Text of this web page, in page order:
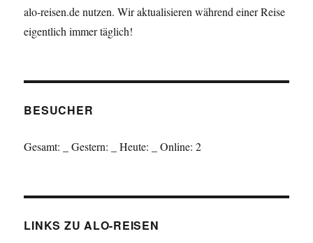
alo-reisen.de nutzen. Wir aktualisieren während einer Reise
eigentlich immer täglich!
BESUCHER
Gesamt: Gestern: Heute: Online: 2
LINKS ZU ALO-REISEN